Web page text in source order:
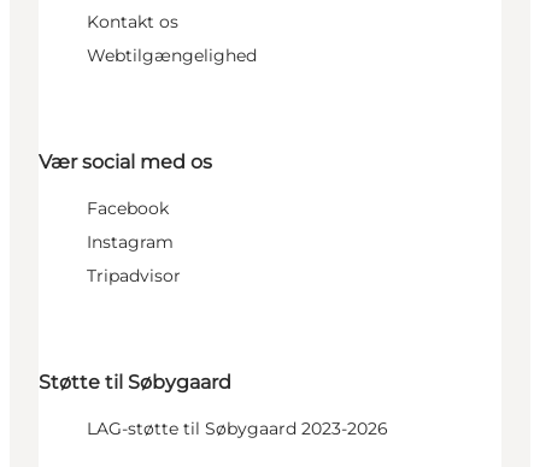
Kontakt os
Webtilgængelighed
Vær social med os
Facebook
Instagram
Tripadvisor
Støtte til Søbygaard
LAG-støtte til Søbygaard 2023-2026